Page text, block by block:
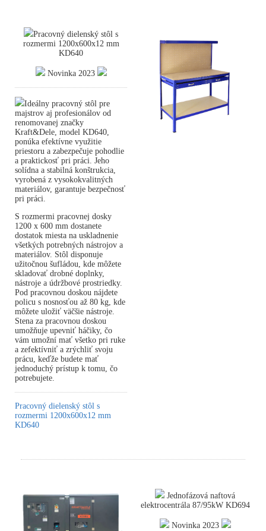
Pracovný dielenský stôl s
rozmermi 1200x600x12 mm
KD640
Novinka 2023
Ideálny pracovný stôl pre
majstrov aj profesionálov od
renomovanej značky
Kraft&Dele, model KD640,
ponúka efektívne využitie
priestoru a zabezpečuje pohodlie
a praktickosť pri práci. Jeho
solídna a stabilná konštrukcia,
vyrobená z vysokokvalitných
materiálov, garantuje bezpečnosť
pri práci.
S rozmermi pracovnej dosky
1200 x 600 mm dostanete
dostatok miesta na uskladnenie
všetkých potrebných nástrojov a
materiálov. Stôl disponuje
užitočnou šufládou, kde môžete
skladovať drobné doplnky,
nástroje a údržbové prostriedky.
Pod pracovnou doskou nájdete
policu s nosnosťou až 80 kg, kde
môžete uložiť väčšie nástroje.
Stena za pracovnou doskou
umožňuje upevniť háčiky, čo
vám umožní mať všetko pri ruke
a zefektívniť a zrýchliť svoju
prácu, keďže budete mať
jednoduchý prístup k tomu, čo
potrebujete.
Pracovný dielenský stôl s
rozmermi 1200x600x12 mm
KD640
Jednofázová naftová
elektrocentrála 87/95kW KD694
Novinka 2023